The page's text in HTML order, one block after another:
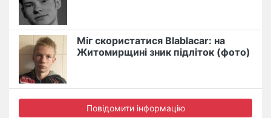
Міг скористатися Blablacar: на
Житомирщині зник підліток (фото)
Повідомити інформацію